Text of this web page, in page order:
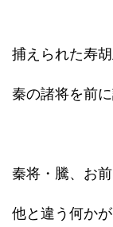
捕えられた寿
秦の諸将を前に
秦将・騰、お
他と違う何か